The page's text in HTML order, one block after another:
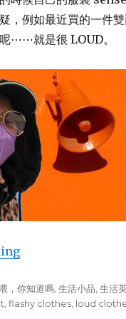
什
麼？
，例如最近買的一件
⋯⋯就是很 LOUD。
，你知道嗎,生活小品,生活
,flashy clothes, loud